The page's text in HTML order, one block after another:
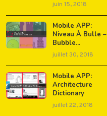
juin 15, 2018
Mobile APP:
Niveau À Bulle –
Bubble...
juillet 30, 2018
Mobile APP:
Architecture
Dictionary
juillet 22, 2018